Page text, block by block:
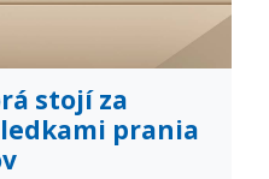
stojí za
prania